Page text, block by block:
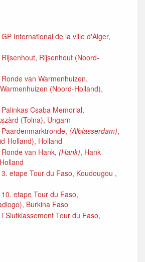
International de la ville d'Alger,
Rijsenhout (Noord-
van Warmenhuizen,
(Noord-Holland),
Csaba Memorial,
(Tolna), Ungarn
(Alblasserdam),
Holland), Holland
van Hank, (Hank), Hank
etape Tour du Faso, Koudougou ,
etape Tour du Faso,
Burkina Faso
Slutklassement Tour du Faso,